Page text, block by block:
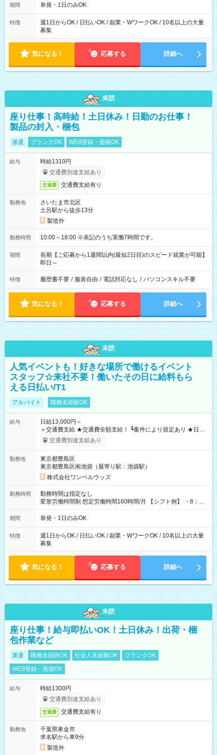
可能です！ ※1日あたりの最大実働時間は日勤、夜勤共に勤務し
期間 単発・1日のみOK
特徴
週1日からOK / 日払いOK / 副業・WワークOK / 10名以上の大量
募集
気になる！ 応募する 詳細へ
未読
座り仕事！高時給！土日休み！日勤のお仕事！
製品の封入・梱包
派遣 ブランクOK WEB登録・面接OK
給与
時給1310円
交通費別途支給あり
交通費 交通費支給有り
勤務地
さいたま市北区
土呂駅から徒歩13分
製造外
勤務時間 10:00～18:00 ※表記のうち実働7時間です。
期間
長期【ご応募から1週間以内(最短2日目)のスピード就業が可能】
即日～
特徴 履歴書不要 / 服装自由 / 電話対応なし / パソコンスキル不要
気になる！ 応募する 詳細へ
未読
人気イベントも！好きな場所で働けるイベント
スタッフ☆来社不要！働いたその日に給料もら
える日払い/T1
アルバイト 職種未経験OK
給与
日給13,000円～
＋交通費支給 ★交通費全額支給！ ┗案件により規定あり ★日払
いOK！（規定あり） ┗働いたその日に現金GET♪ お仕事後はコ
ンビニATMから 日払い分を引き落とせます！ 【試用期間】試
交通費別途支給あり
勤務地
東京都豊島区
東京都豊島区南池袋（最寄り駅：池袋駅）
株式会社ワンベルウッズ
勤務時間
勤務時間は指定なし
変形労働時間制 想定労働時間160時間/月 【シフト例】 ・8：00
～21：00
期間 単発・1日のみOK
特徴
週1日からOK / 日払いOK / 副業・WワークOK / 10名以上の大量
募集
気になる！ 応募する 詳細へ
未読
座り仕事！給与即払いOK！土日休み！出荷・梱
包作業など
派遣 職種未経験OK 社会人未経験OK
ブランクOK
WEB登録・面接OK
給与
時給1300円
交通費別途支給あり
交通費 交通費支給有り
勤務地
千葉県東金市
求名駅から車9分
製造外